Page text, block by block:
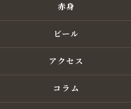
赤身
ビール
アクセス
コラム